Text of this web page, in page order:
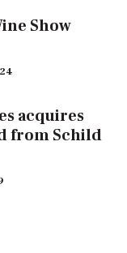
Show
acquires
from Schild